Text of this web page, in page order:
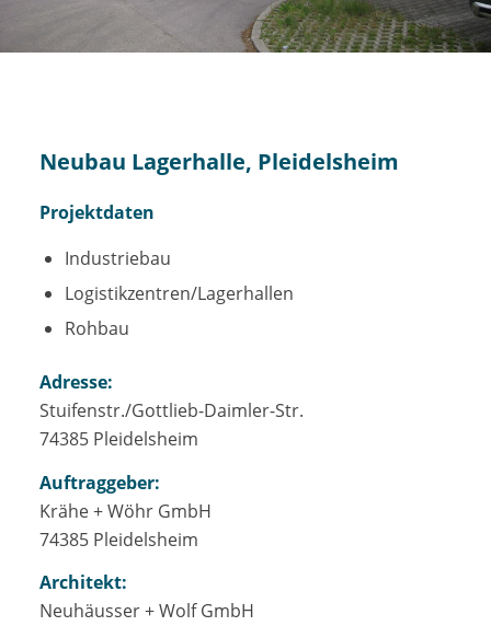
Neubau Lagerhalle, Pleidelsheim
Projektdaten
Industriebau
Logistikzentren/Lagerhallen
Rohbau
Adresse:
Stuifenstr./Gottlieb-Daimler-Str.
74385 Pleidelsheim
Auftraggeber:
Krähe + Wöhr GmbH
74385 Pleidelsheim
Architekt:
Neuhäusser + Wolf GmbH